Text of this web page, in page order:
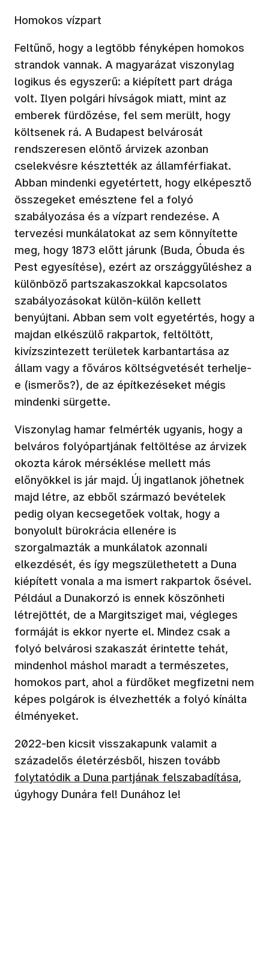
Homokos vízpart
Feltűnő, hogy a legtöbb fényképen homokos
strandok vannak. A magyarázat viszonylag
logikus és egyszerű: a kiépített part drága
volt. Ilyen polgári hívságok miatt, mint az
emberek fürdőzése, fel sem merült, hogy
költsenek rá. A Budapest belvárosát
rendszeresen elöntő árvizek azonban
cselekvésre késztették az államférfiakat.
Abban mindenki egyetértett, hogy elképesztő
összegeket emésztene fel a folyó
szabályozása és a vízpart rendezése. A
tervezési munkálatokat az sem könnyítette
meg, hogy 1873 előtt járunk (Buda, Óbuda és
Pest egyesítése), ezért az országgyűléshez a
különböző partszakaszokkal kapcsolatos
szabályozásokat külön-külön kellett
benyújtani. Abban sem volt egyetértés, hogy a
majdan elkészülő rakpartok, feltöltött,
kivízszintezett területek karbantartása az
állam vagy a főváros költségvetését terhelje-
e (ismerős?), de az építkezéseket mégis
mindenki sürgette.
Viszonylag hamar felmérték ugyanis, hogy a
belváros folyópartjának feltöltése az árvizek
okozta károk mérséklése mellett más
előnyökkel is jár majd. Új ingatlanok jöhetnek
majd létre, az ebből származó bevételek
pedig olyan kecsegetőek voltak, hogy a
bonyolult bürokrácia ellenére is
szorgalmazták a munkálatok azonnali
elkezdését, és így megszülethetett a Duna
kiépített vonala a ma ismert rakpartok ősével.
Például a Dunakorzó is ennek köszönheti
létrejöttét, de a Margitsziget mai, végleges
formáját is ekkor nyerte el. Mindez csak a
folyó belvárosi szakaszát érintette tehát,
mindenhol máshol maradt a természetes,
homokos part, ahol a fürdőket megfizetni nem
képes polgárok is élvezhették a folyó kínálta
élményeket.
2022-ben kicsit visszakapunk valamit a
századelős életérzésből, hiszen tovább
folytatódik a Duna partjának felszabadítása,
úgyhogy Dunára fel! Dunához le!